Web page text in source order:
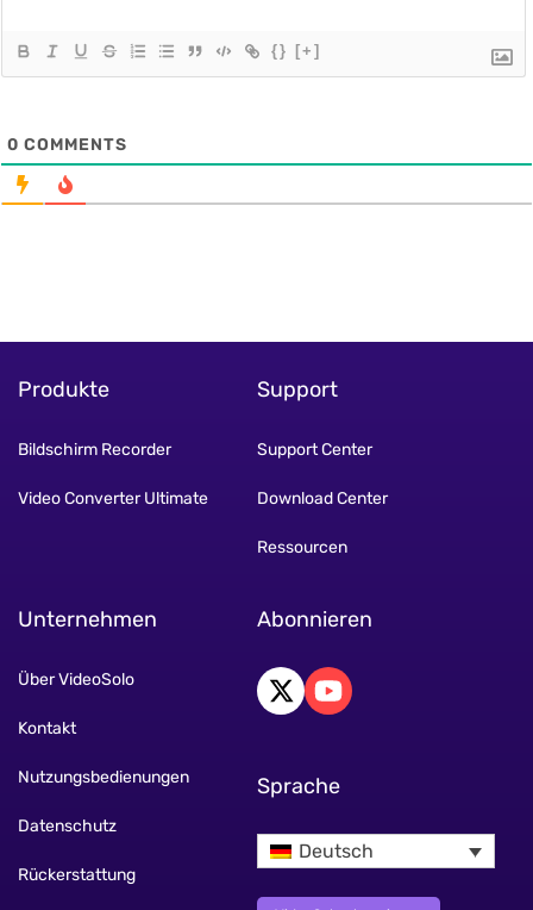
{} [+]
0 COMMENTS
Produkte
Bildschirm Recorder
Video Converter Ultimate
Support
Support Center
Download Center
Ressourcen
Unternehmen
Über VideoSolo
Kontakt
Nutzungsbedienungen
Datenschutz
Rückerstattung
Abonnieren
Sprache
Deutsch